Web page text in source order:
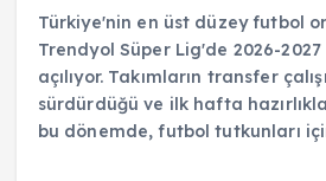
Türkiye'nin en üst düzey futbol
Trendyol Süper Lig'de 2026-
açılıyor. Takımların transfer
sürdürdüğü ve ilk hafta
bu dönemde, futbol tutkunları